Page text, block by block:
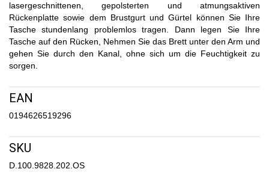
lasergeschnittenen, gepolsterten und atmungsaktiven
Rückenplatte sowie dem Brustgurt und Gürtel können Sie Ihre
Tasche stundenlang problemlos tragen. Dann legen Sie Ihre
Tasche auf den Rücken, Nehmen Sie das Brett unter den Arm und
gehen Sie durch den Kanal, ohne sich um die Feuchtigkeit zu
sorgen.
EAN
0194626519296
SKU
D.100.9828.202.OS